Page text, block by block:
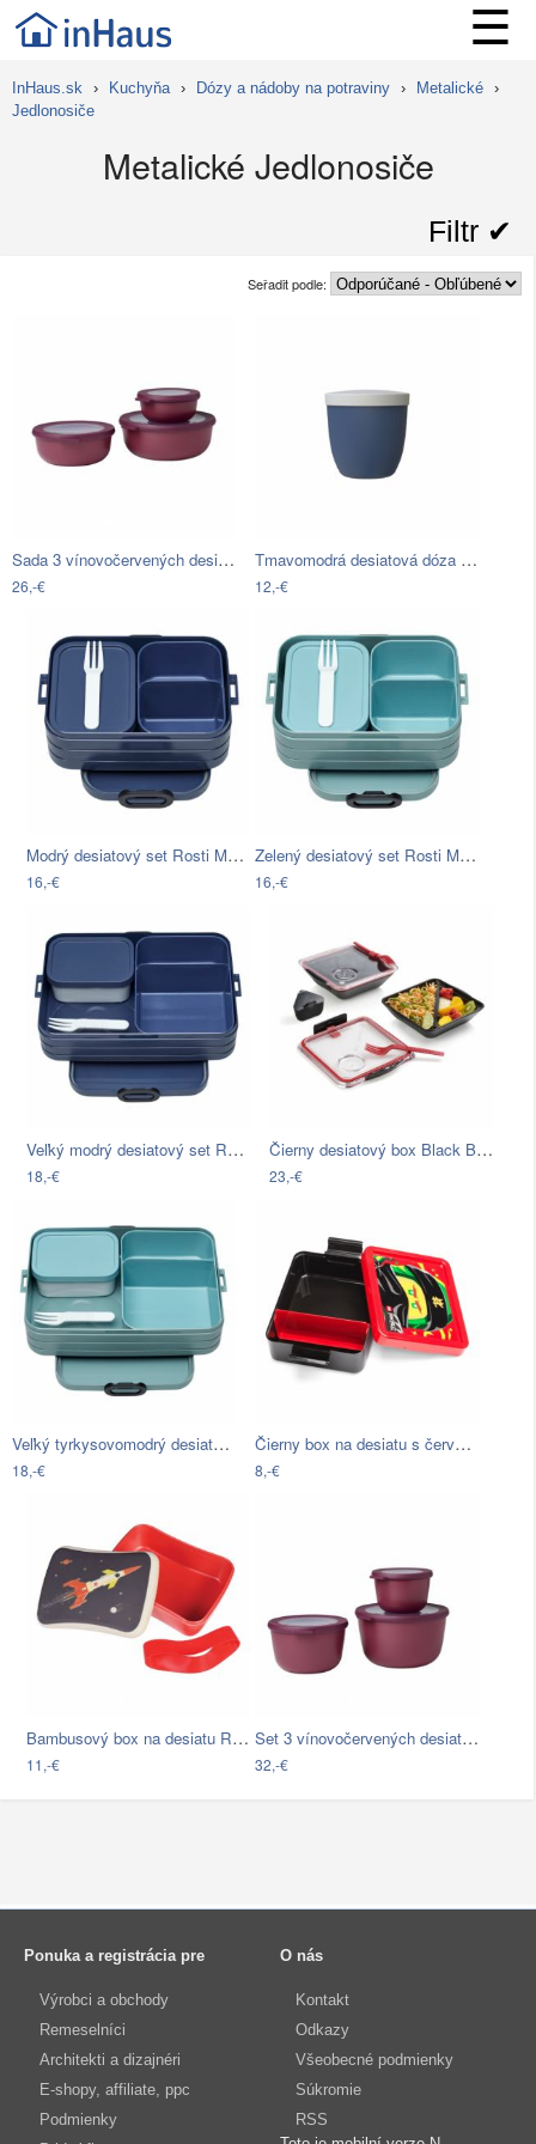
☰
InHaus.sk › Kuchyňa › Dózy a nádoby na potraviny › Metalické ›
Jedlonosiče
Metalické Jedlonosiče
Filtr ✔︎
Seřadit podle:
Sada 3 vínovočervených desiatových…
26,-€
Tmavomodrá desiatová dóza Rosti Mepal…
12,-€
Modrý desiatový set Rosti Mepal Nordic
16,-€
Zelený desiatový set Rosti Mepal Nordic
16,-€
Veľký modrý desiatový set Rosti Mepal…
18,-€
Čierny desiatový box Black Blum Apetit
23,-€
Veľký tyrkysovomodrý desiatový set…
18,-€
Čierny box na desiatu s červeným vekom…
8,-€
Bambusový box na desiatu Rex London…
11,-€
Set 3 vínovočervených desiatových nádob…
32,-€
Ponuka a registrácia pre
Výrobci a obchody
Remeselníci
Architekti a dizajnéri
E-shopy, affiliate, ppc
Podmienky
O nás
Kontakt
Odkazy
Všeobecné podmienky
Súkromie
RSS